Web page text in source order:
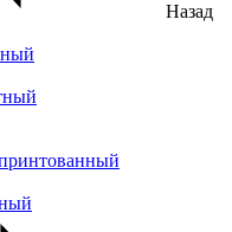
Назад